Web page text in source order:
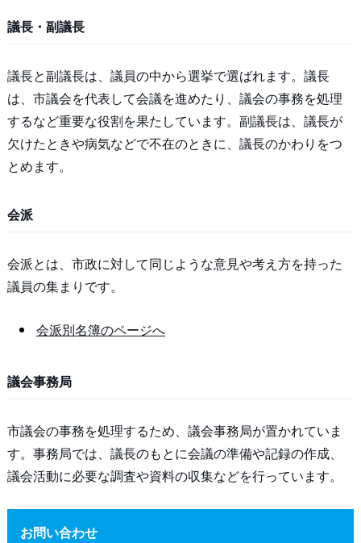
議長・副議長
議長と副議長は、議員の中から選挙で選ばれます。議長
は、市議会を代表して会議を進めたり、議会の事務を処理
するなど重要な役割を果たしています。副議長は、議長が
欠けたときや病気などで不在のときに、議長のかわりをつ
とめます。
会派
会派とは、市政に対して同じような意見や考え方を持った
議員の集まりです。
会派別名簿のページへ
議会事務局
市議会の事務を処理するため、議会事務局が置かれていま
す。事務局では、議長のもとに会議の準備や記録の作成、
議会活動に必要な調査や資料の収集などを行っています。
お問い合わせ